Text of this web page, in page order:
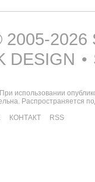
2005-2026
DESIGN •
использовании
Распространяется
КОНТАКТ RSS